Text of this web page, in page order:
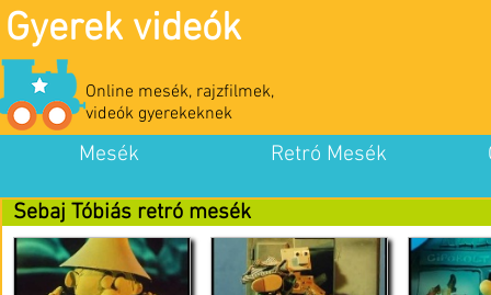
Gyerek videók
Online mesék, rajzfilmek,
videók gyerekeknek
Mesék Retró Mesék
Sebaj Tóbiás retró mesék